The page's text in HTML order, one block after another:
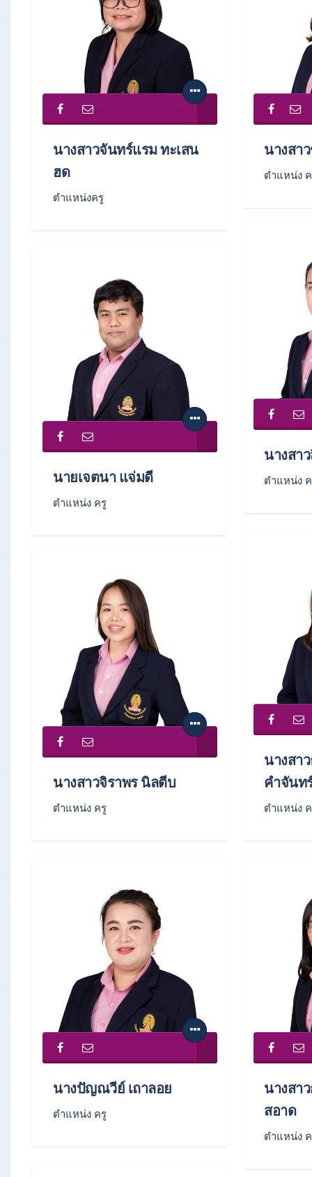
นางสาวจันทร์แรม ทะเสน
ฮด
ตำแหน่งครู
นางสา
ตำแหน่ง
นายเจตนา แจ่มดี
ตำแหน่ง ครู
นางสา
ตำแหน่ง
นางสาวจิราพร นิลตีบ
ตำแหน่ง ครู
นางสา
คำจันท
ตำแหน่ง
นางปัญณวีย์ เถาลอย
ตำแหน่ง ครู
นางสา
สอาด
ตำแหน่ง